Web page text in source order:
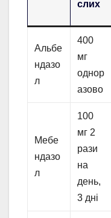
слих
Альбе
ндазо
л
400
мг
однор
азово
Мебе
ндазо
л
100
мг 2
рази
на
день,
3 дні